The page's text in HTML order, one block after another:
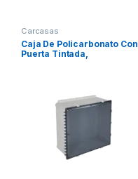
Carcasas
Caja De Policarbonato Con
Puerta Tintada,